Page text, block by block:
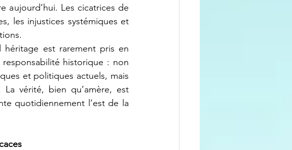
aujourd’hui. Les cicatrices de
les injustices systémiques et
historique : non
et politiques actuels, mais
vérité, bien qu’amère, est
quotidiennement l’est de la